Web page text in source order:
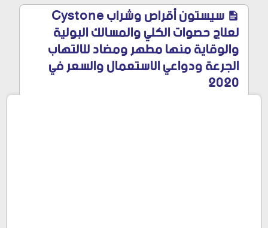
سيستون أقراص وشراب Cystone
لعلاج حصوات الكلي والمسالك البولية
والوقاية منها مطهر ومضاد للالتهاب
الجرعة ودواعي الاستعمال والسعر في
2020